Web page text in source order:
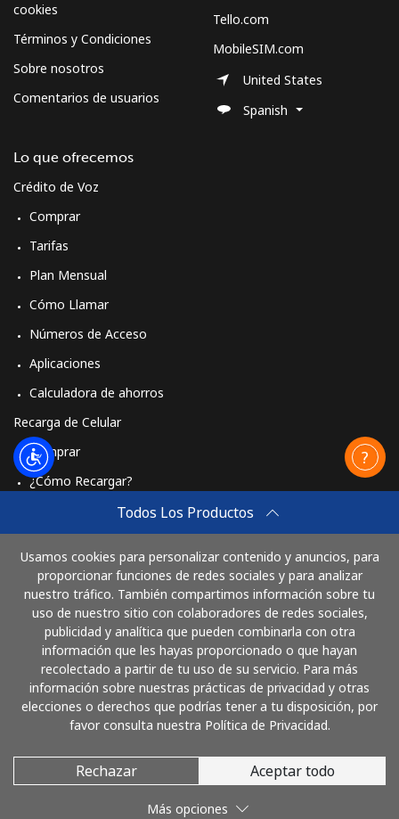
Todos Los Productos
Usamos cookies para personalizar contenido y anuncios, para
proporcionar funciones de redes sociales y para analizar
nuestro tráfico. También compartimos información sobre tu
uso de nuestro sitio con colaboradores de redes sociales,
publicidad y analítica que pueden combinarla con otra
información que les hayas proporcionado o que hayan
recolectado a partir de tu uso de su servicio. Para más
información sobre nuestras prácticas de privacidad y otras
elecciones o derechos que podrías tener a tu disposición, por
favor consulta nuestra Política de Privacidad.
Rechazar Aceptar todo
Más opciones
cookies
Términos y Condiciones
Sobre nosotros
Comentarios de usuarios
Lo que ofrecemos
Crédito de Voz
Comprar
Tarifas
Plan Mensual
Cómo Llamar
Números de Acceso
Aplicaciones
Calculadora de ahorros
Recarga de Celular
Comprar
¿Cómo Recargar?
Cómo funciona
Tello.com
MobileSIM.com
United States
Spanish
Paga con
© 2026 LlamaColombia